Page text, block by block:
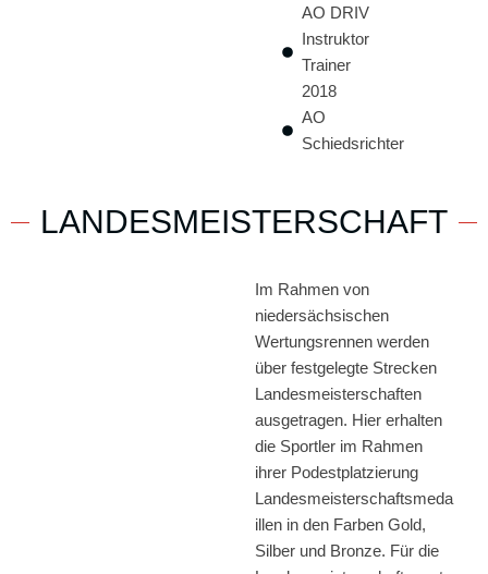
AO DRIV
Instruktor
Trainer
2018
AO
Schiedsrichter
LANDESMEISTERSCHAFT
Im Rahmen von
niedersächsischen
Wertungsrennen werden
über festgelegte Strecken
Landesmeisterschaften
ausgetragen. Hier erhalten
die Sportler im Rahmen
ihrer Podestplatzierung
Landesmeisterschaftsmeda
illen in den Farben Gold,
Silber und Bronze. Für die